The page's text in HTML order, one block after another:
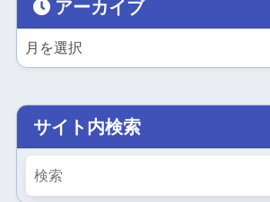
アーカイブ
サイト内検索